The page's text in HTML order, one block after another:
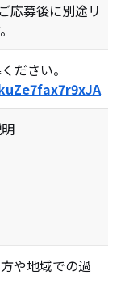
応募後に別途リ
ださい。
や地域での過